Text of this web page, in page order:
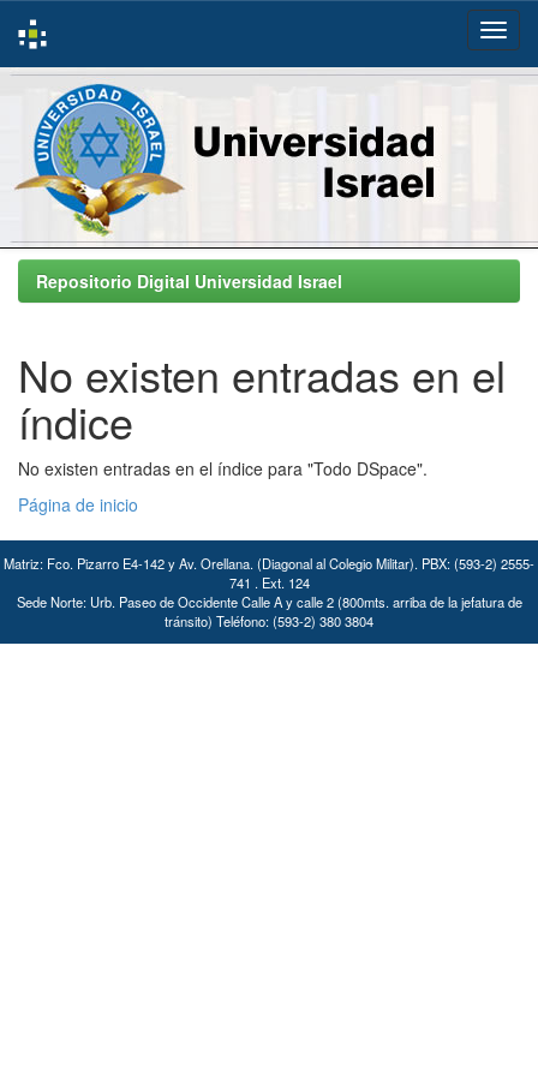
Skip
navigationRepositorio Digital Universidad Israel
No existen entradas en el
índice
No existen entradas en el índice para "Todo DSpace".
Página de inicio
Matriz: Fco. Pizarro E4-142 y Av. Orellana. (Diagonal al Colegio Militar). PBX: (593-2) 2555-
741 . Ext. 124
Sede Norte: Urb. Paseo de Occidente Calle A y calle 2 (800mts. arriba de la jefatura de
tránsito) Teléfono: (593-2) 380 3804